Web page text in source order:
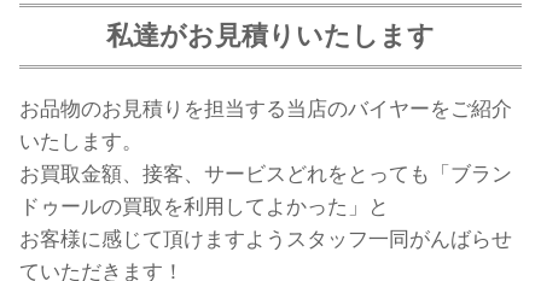
私達がお見積りいたします
お品物のお見積りを担当する当店のバイヤーをご紹介
いたします。
お買取金額、接客、サービスどれをとっても「ブラン
ドゥールの買取を利用してよかった」と
お客様に感じて頂けますようスタッフ一同がんばらせ
ていただきます！